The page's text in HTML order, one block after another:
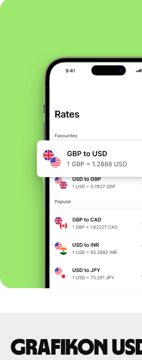
Grafikon